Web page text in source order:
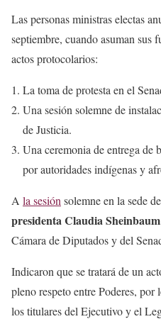
Las personas ministras electas
septiembre, cuando asuman sus
actos protocolarios:
La toma de protesta en el
Una sesión solemne de
de Justicia.
Una ceremonia de entrega de
por autoridades indígenas y
A la sesión solemne en la sede
presidenta Claudia Sheinbaum
Cámara de Diputados y del
Indicaron que se tratará de un
pleno respeto entre Poderes,
los titulares del Ejecutivo y el